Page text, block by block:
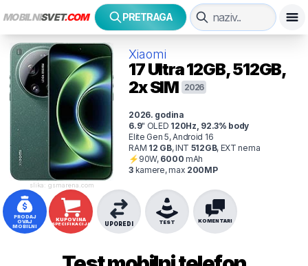
MOBILNISVET.COM PRETRAGA
slika: gsmarena.com
Xiaomi
17 Ultra12GB, 512GB,
2x SIM 2026
2026. godina
6.9" OLED 120Hz 92.3% body
Elite Gen 5, Android 16
RAM 12 GB,INT 512GB, EXT nema
⚡ 90W, 6000 mAh
3 kamere, max 200MP
PRODAJ
OVAJ
MOBILNI
KUPOVINA
SPECIFIKACIJA TEST KOMENTARI
UPOREDI